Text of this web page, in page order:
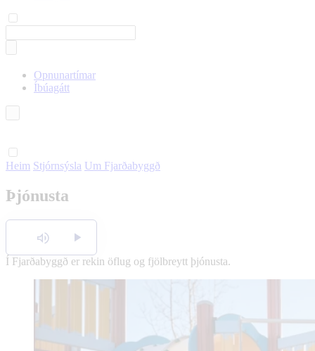
Opnunartímar
Íbúagátt
Heim Stjórnsýsla Um Fjarðabyggð
Þjónusta
Hlusta
Í Fjarðabyggð er rekin öflug og fjölbreytt þjónusta.